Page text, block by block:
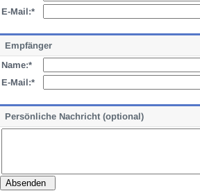
E-Mail:*
Empfänger
Name:*
E-Mail:*
Persönliche Nachricht (optional)